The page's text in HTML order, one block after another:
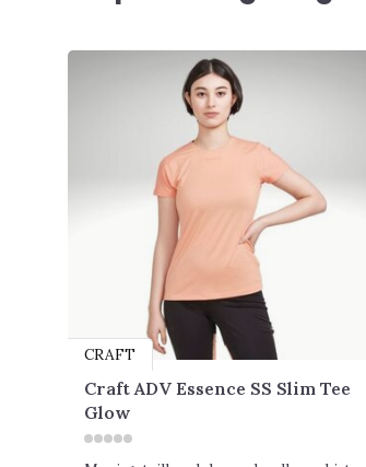
CRAFT
Craft ADV Essence SS Slim Tee
Glow